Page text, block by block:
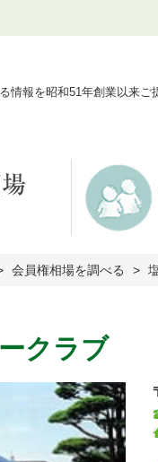
情報を昭和51年創業以来ご
会員権相場を調べる
クラブ